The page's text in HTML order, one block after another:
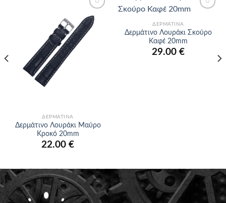
Προσθήκη
στα
αγαπημένα
ΔΕΡΜΆΤΙΝΑ
Δερμάτινο Λουράκι Μαύρο
Κροκό 20mm
22.00 €
αγαπημένα
ΔΕΡΜΆΤΙΝΑ
Δερμάτινο Λουράκι Σκούρο
Καφέ 20mm
29.00 €